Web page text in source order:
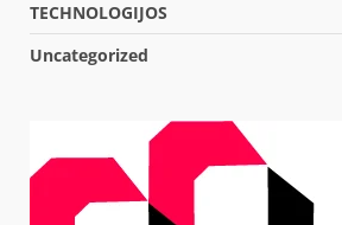
TECHNOLOGIJOS
Uncategorized